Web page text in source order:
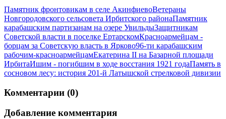
Памятник фронтовикам в селе АкинфиевоВетераны
Новгородовского сельсовета Ирбитского районаПамятник
карабашским партизанам на озере УвильдыЗащитникам
Советской власти в поселке ЕртарскомКрасноармейцам -
борцам за Советскую власть в Ярково96-ти карабашским
рабочим-красноармейцамЕкатерина II на Базарной площади
ИрбитаИшим - погибшим в ходе восстания 1921 годаПамять в
сосновом лесу: история 201-й Латышской стрелковой дивизии
Комментарии (0)
Добавление комментария